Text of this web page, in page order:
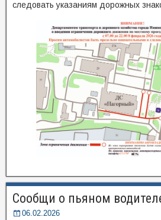
следовать указаниям дорожных
Сообщи о пьяном
06.02.2026